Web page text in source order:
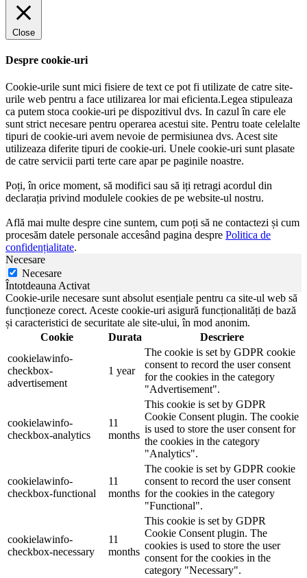
Close
Despre cookie-uri
Cookie-urile sunt mici fisiere de text ce pot fi utilizate de catre site-
urile web pentru a face utilizarea lor mai eficienta.Legea stipuleaza
ca putem stoca cookie-uri pe dispozitivul dvs. In cazul în care ele
sunt strict necesare pentru operarea acestui site. Pentru toate celelalte
tipuri de cookie-uri avem nevoie de permisiunea dvs. Acest site
utilizeaza diferite tipuri de cookie-uri. Unele cookie-uri sunt plasate
de catre servicii parti terte care apar pe paginile noastre.
Poți, în orice moment, să modifici sau să iți retragi acordul din
declarația privind modulele cookies de pe website-ul nostru.
Află mai multe despre cine suntem, cum poți să ne contactezi și cum
procesăm datele personale accesând pagina despre Politica de
confidențialitate.
Necesare
Necesare
Întotdeauna Activat
Cookie-urile necesare sunt absolut esențiale pentru ca site-ul web să
funcționeze corect. Aceste cookie-uri asigură funcționalități de bază
și caracteristici de securitate ale site-ului, în mod anonim.
Cookie
Durata
Descriere
cookielawinfo-
checkbox-
advertisement
1 year
The cookie is set by GDPR cookie
consent to record the user consent
for the cookies in the category
"Advertisement".
cookielawinfo-
checkbox-analytics
11
months
This cookie is set by GDPR
Cookie Consent plugin. The cookie
is used to store the user consent for
the cookies in the category
"Analytics".
cookielawinfo-
checkbox-functional
11
months
The cookie is set by GDPR cookie
consent to record the user consent
for the cookies in the category
"Functional".
cookielawinfo-
checkbox-necessary
11
months
This cookie is set by GDPR
Cookie Consent plugin. The
cookies is used to store the user
consent for the cookies in the
category "Necessary".